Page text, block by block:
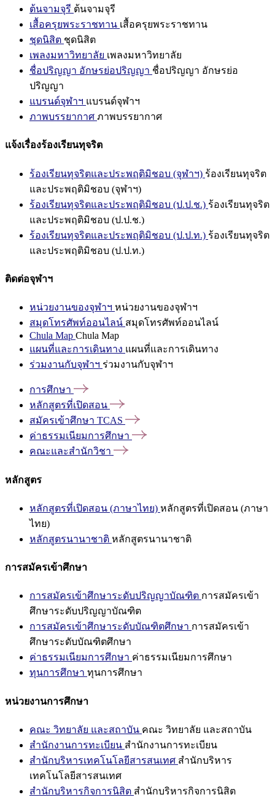
ต้นจามจุรี ต้นจามจุรี
เสื้อครุยพระราชทาน เสื้อครุยพระราชทาน
ชุดนิสิต ชุดนิสิต
เพลงมหาวิทยาลัย เพลงมหาวิทยาลัย
ชื่อปริญญา อักษรย่อปริญญา ชื่อปริญญา อักษรย่อ
ปริญญา
แบรนด์จุฬาฯ แบรนด์จุฬาฯ
ภาพบรรยากาศ ภาพบรรยากาศ
แจ้งเรื่องร้องเรียนทุจริต
ร้องเรียนทุจริตและประพฤติมิชอบ (จุฬาฯ) ร้องเรียนทุจริต
และประพฤติมิชอบ (จุฬาฯ)
ร้องเรียนทุจริตและประพฤติมิชอบ (ป.ป.ช.) ร้องเรียนทุจริต
และประพฤติมิชอบ (ป.ป.ช.)
ร้องเรียนทุจริตและประพฤติมิชอบ (ป.ป.ท.) ร้องเรียนทุจริต
และประพฤติมิชอบ (ป.ป.ท.)
ติดต่อจุฬาฯ
หน่วยงานของจุฬาฯ หน่วยงานของจุฬาฯ
สมุดโทรศัพท์ออนไลน์ สมุดโทรศัพท์ออนไลน์
Chula Map Chula Map
แผนที่และการเดินทาง แผนที่และการเดินทาง
ร่วมงานกับจุฬาฯ ร่วมงานกับจุฬาฯ
การศึกษา
หลักสูตรที่เปิดสอน
สมัครเข้าศึกษา TCAS
ค่าธรรมเนียมการศึกษา
คณะและสำนักวิชา
หลักสูตร
หลักสูตรที่เปิดสอน (ภาษาไทย) หลักสูตรที่เปิดสอน (ภาษา
ไทย)
หลักสูตรนานาชาติ หลักสูตรนานาชาติ
การสมัครเข้าศึกษา
การสมัครเข้าศึกษาระดับปริญญาบัณฑิต การสมัครเข้า
ศึกษาระดับปริญญาบัณฑิต
การสมัครเข้าศึกษาระดับบัณฑิตศึกษา การสมัครเข้า
ศึกษาระดับบัณฑิตศึกษา
ค่าธรรมเนียมการศึกษา ค่าธรรมเนียมการศึกษา
ทุนการศึกษา ทุนการศึกษา
หน่วยงานการศึกษา
คณะ วิทยาลัย และสถาบัน คณะ วิทยาลัย และสถาบัน
สำนักงานการทะเบียน สำนักงานการทะเบียน
สำนักบริหารเทคโนโลยีสารสนเทศ สำนักบริหาร
เทคโนโลยีสารสนเทศ
สำนักบริหารกิจการนิสิต สำนักบริหารกิจการนิสิต